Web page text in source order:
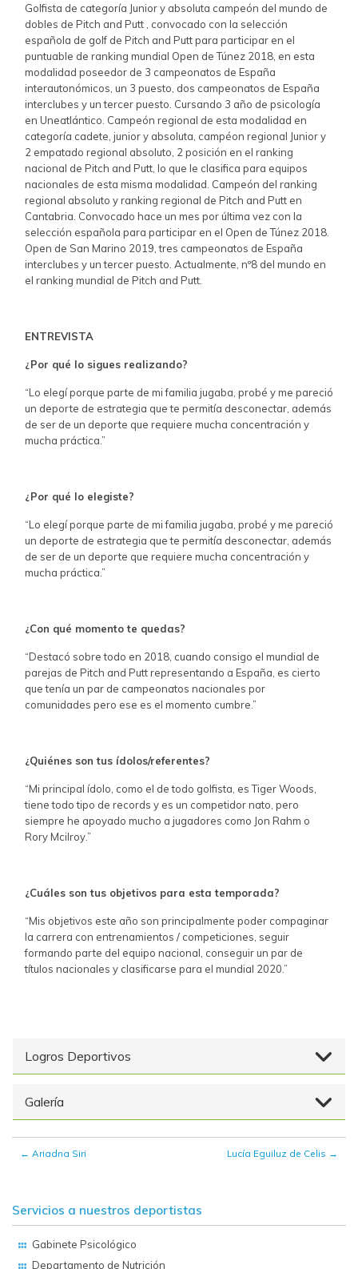
Golfista de categoría Junior y absoluta campeón del mundo de
dobles de Pitch and Putt , convocado con la selección
española de golf de Pitch and Putt para participar en el
puntuable de ranking mundial Open de Túnez 2018, en esta
modalidad poseedor de 3 campeonatos de España
interautonómicos, un 3 puesto, dos campeonatos de España
interclubes y un tercer puesto. Cursando 3 año de psicología
en Uneatlántico. Campeón regional de esta modalidad en
categoría cadete, junior y absoluta, campéon regional Junior y
2 empatado regional absoluto, 2 posición en el ranking
nacional de Pitch and Putt, lo que le clasifica para equipos
nacionales de esta misma modalidad. Campeón del ranking
regional absoluto y ranking regional de Pitch and Putt en
Cantabria. Convocado hace un mes por última vez con la
selección española para participar en el Open de Túnez 2018.
Open de San Marino 2019, tres campeonatos de España
interclubes y un tercer puesto. Actualmente, nº8 del mundo en
el ranking mundial de Pitch and Putt.
ENTREVISTA
¿Por qué lo sigues realizando?
“Lo elegí porque parte de mi familia jugaba, probé y me pareció
un deporte de estrategia que te permitía desconectar, además
de ser de un deporte que requiere mucha concentración y
mucha práctica.”
¿Por qué lo elegiste?
“Lo elegí porque parte de mi familia jugaba, probé y me pareció
un deporte de estrategia que te permitía desconectar, además
de ser de un deporte que requiere mucha concentración y
mucha práctica.”
¿Con qué momento te quedas?
“Destacó sobre todo en 2018, cuando consigo el mundial de
parejas de Pitch and Putt representando a España, es cierto
que tenía un par de campeonatos nacionales por
comunidades pero ese es el momento cumbre.”
¿Quiénes son tus ídolos/referentes?
“Mi principal ídolo, como el de todo golfista, es Tiger Woods,
tiene todo tipo de records y es un competidor nato, pero
siempre he apoyado mucho a jugadores como Jon Rahm o
Rory Mcilroy.”
¿Cuáles son tus objetivos para esta temporada?
“Mis objetivos este año son principalmente poder compaginar
la carrera con entrenamientos / competiciones, seguir
formando parte del equipo nacional, conseguir un par de
títulos nacionales y clasificarse para el mundial 2020.”
Logros Deportivos
Galería
← Ariadna Siri Lucía Eguiluz de Celis →
Servicios a nuestros deportistas
Gabinete Psicológico
Departamento de Nutrición